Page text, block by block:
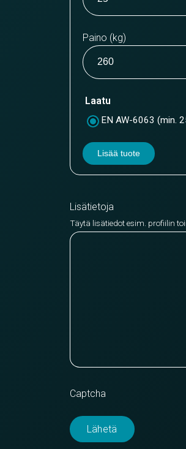
Paino (kg)
Laatu
EN AW-6063 (min.
Lisää tuote
Lisätietoja
Täytä lisätiedot esim. profiilin
Captcha